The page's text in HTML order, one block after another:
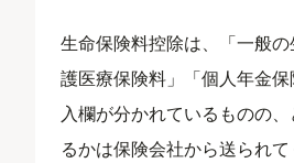
生命保険料控除は、「一般
護医療保険料」「個人年金
入欄が分かれているものの
るかは保険会社から送られ